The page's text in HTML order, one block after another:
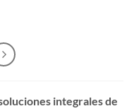
integrales de